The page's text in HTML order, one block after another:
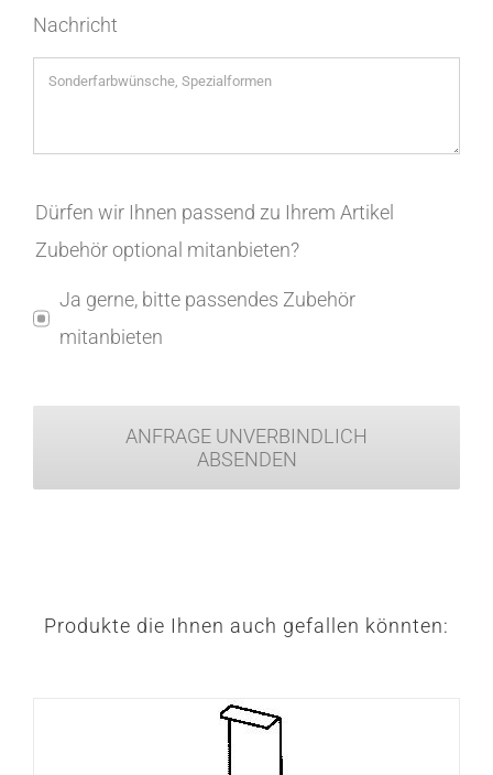
Nachricht
Dürfen wir Ihnen passend zu Ihrem Artikel
Zubehör optional mitanbieten?
Ja gerne, bitte passendes Zubehör
mitanbieten
ANFRAGE UNVERBINDLICH
ABSENDEN
Produkte die Ihnen auch gefallen könnten: